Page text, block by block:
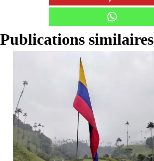
Publications similaires